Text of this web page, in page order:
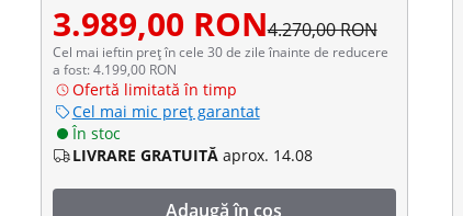
3.989,00 RON4.270,00 RON
Cel mai ieftin preț în cele 30 de zile înainte de reducere
a fost: 4.199,00 RON
Ofertă limitată în timp
Cel mai mic preț garantat
În stoc
LIVRARE GRATUITĂ aprox. 14.08
Adaugă în coș